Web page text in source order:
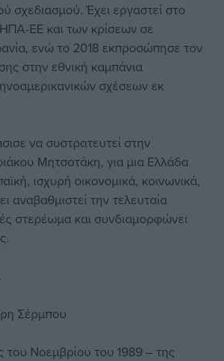
σχεδιασμού. Έχει εργαστεί στο
ΕΕ και των κρίσεων σε
ενώ το 2018 εκπροσώπησε τον
στην εθνική καμπάνια
σχέσεων εκ
να συστρατευτεί στην
Μητσοτάκη, για μια Ελλάδα
ισχυρή οικονομικά, κοινωνικά,
αναβαθμιστεί την τελευταία
στερέωμα και συνδιαμορφώνει
Σέρμπου
του Νοεμβρίου του 1989 – της